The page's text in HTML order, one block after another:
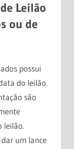
Leilão
ou de
possui
do leilão.
são
leilão.
um lance